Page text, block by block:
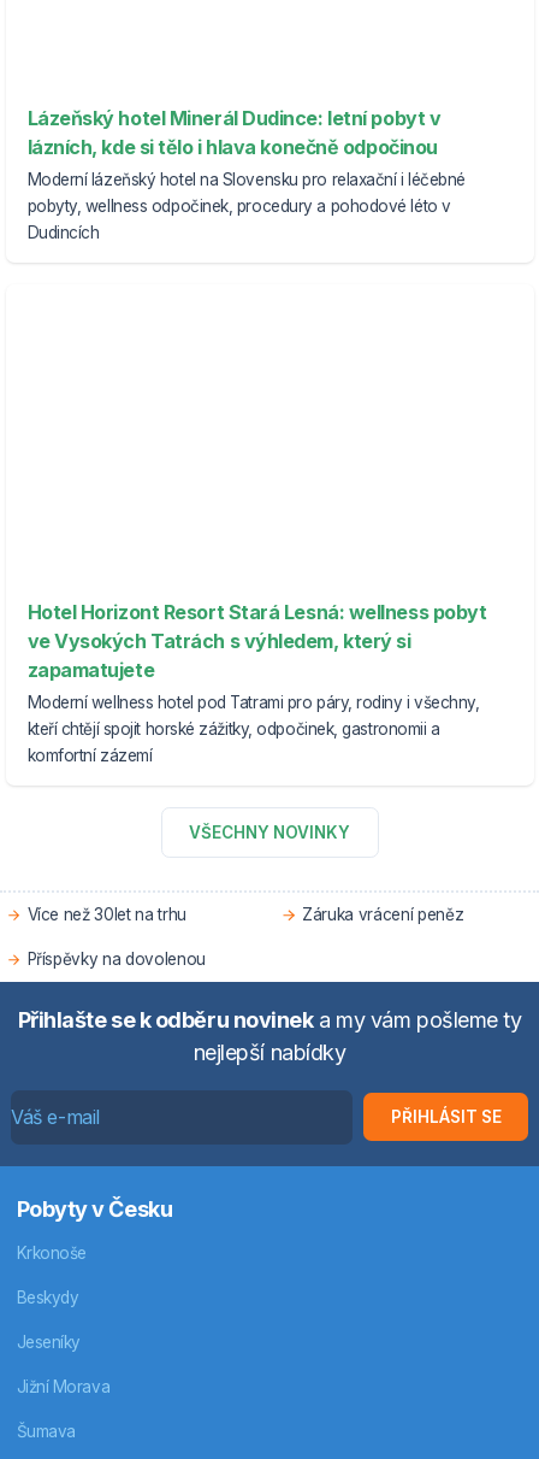
Lázeňský hotel Minerál Dudince: letní pobyt v
lázních, kde si tělo i hlava konečně odpočinou
Moderní lázeňský hotel na Slovensku pro relaxační i léčebné
pobyty, wellness odpočinek, procedury a pohodové léto v
Dudincích
Hotel Horizont Resort Stará Lesná: wellness pobyt
ve Vysokých Tatrách s výhledem, který si
zapamatujete
Moderní wellness hotel pod Tatrami pro páry, rodiny i všechny,
kteří chtějí spojit horské zážitky, odpočinek, gastronomii a
komfortní zázemí
VŠECHNY NOVINKY
Více než 30let na trhu Záruka vrácení peněz
Příspěvky na dovolenou
Přihlašte se k odběru novineka my vám pošleme ty
nejlepší nabídky
PŘIHLÁSIT SE
Pobyty v Česku
Krkonoše
Beskydy
Jeseníky
Jižní Morava
Šumava